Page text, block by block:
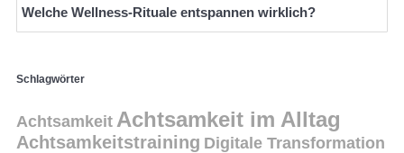
Welche Wellness-Rituale entspannen wirklich?
Schlagwörter
Achtsamkeit Achtsamkeit im Alltag
Achtsamkeitstraining Digitale Transformation